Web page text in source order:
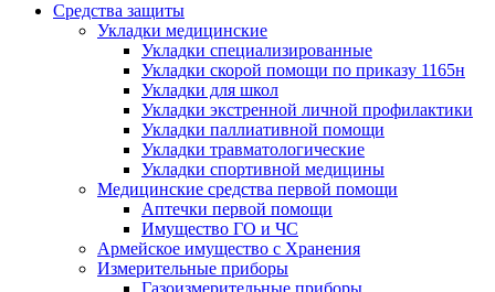
Средства защиты
Укладки медицинские
Укладки специализированные
Укладки скорой помощи по приказу 1165н
Укладки для школ
Укладки экстренной личной профилактики
Укладки паллиативной помощи
Укладки травматологические
Укладки спортивной медицины
Медицинские средства первой помощи
Аптечки первой помощи
Имущество ГО и ЧС
Армейское имущество с Хранения
Измерительные приборы
Газоизмерительные приборы